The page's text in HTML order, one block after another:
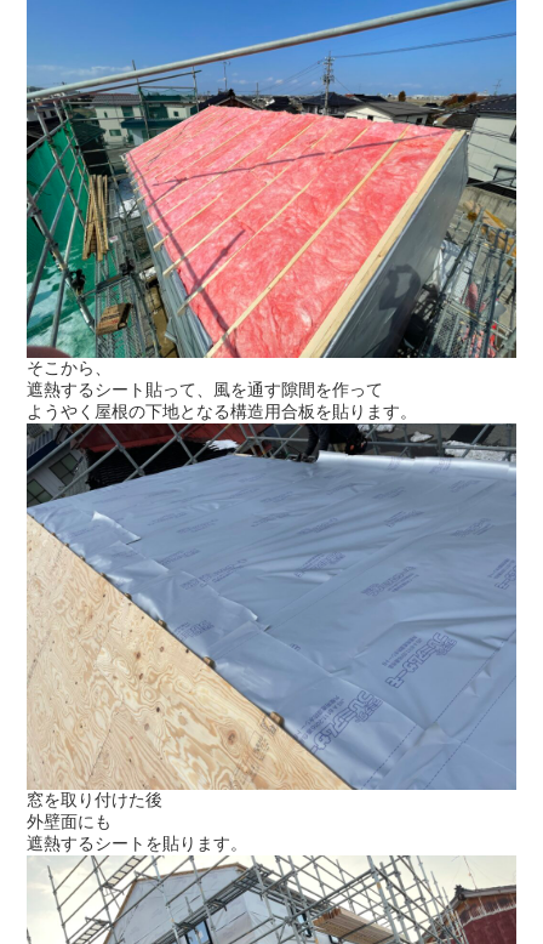
そこから、
遮熱するシート貼って、風を通す隙間を作って
ようやく屋根の下地となる構造用合板を貼ります。
窓を取り付けた後
外壁面にも
遮熱するシートを貼ります。